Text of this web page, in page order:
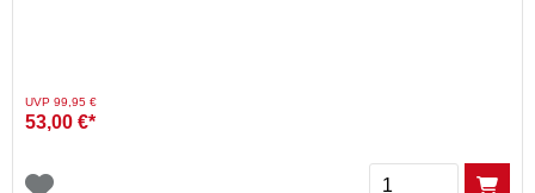
Preis reduziert von
UVP 99,95 €auf
53,00 €*
Menge